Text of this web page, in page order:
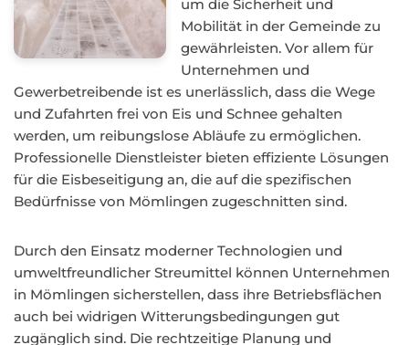
um die Sicherheit und
Mobilität in der Gemeinde zu
gewährleisten. Vor allem für
Unternehmen und
Gewerbetreibende ist es unerlässlich, dass die Wege
und Zufahrten frei von Eis und Schnee gehalten
werden, um reibungslose Abläufe zu ermöglichen.
Professionelle Dienstleister bieten effiziente Lösungen
für die Eisbeseitigung an, die auf die spezifischen
Bedürfnisse von Mömlingen zugeschnitten sind.
Durch den Einsatz moderner Technologien und
umweltfreundlicher Streumittel können Unternehmen
in Mömlingen sicherstellen, dass ihre Betriebsflächen
auch bei widrigen Witterungsbedingungen gut
zugänglich sind. Die rechtzeitige Planung und